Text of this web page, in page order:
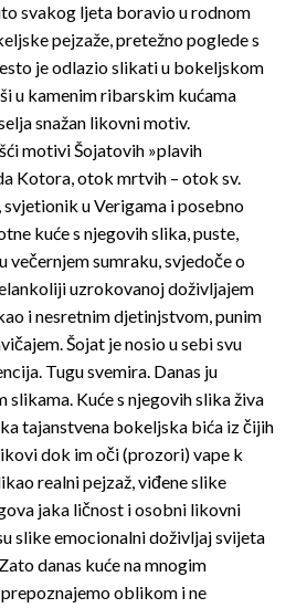
svakog ljeta boravio u rodnom
pejzaže, pretežno poglede s
je odlazio slikati u bokeljskom
u kamenim ribarskim kućama
snažan likovni motiv.
motivi Šojatovih »plavih
Kotora, otok mrtvih – otok sv.
u Verigama i posebno
kuće s njegovih slika, puste,
večernjem sumraku, svjedoče o
uzrokovanoj doživljajem
i nesretnim djetinjstvom, punim
Šojat je nosio u sebi svu
Tugu svemira. Danas ju
slikama. Kuće s njegovih slika živa
tajanstvena bokeljska bića iz čijih
dok im oči (prozori) vape k
realni pejzaž, viđene slike
jaka ličnost i osobni likovni
slike emocionalni doživljaj svijeta
danas kuće na mnogim
oblikom i ne